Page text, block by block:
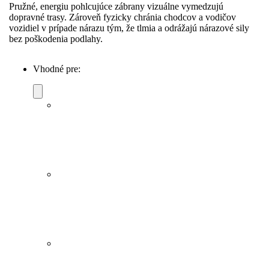
Pružné, energiu pohlcujúce zábrany vizuálne vymedzujú
dopravné trasy. Zároveň fyzicky chránia chodcov a vodičov
vozidiel v prípade nárazu tým, že tlmia a odrážajú nárazové sily
bez poškodenia podlahy.
Vhodné pre: